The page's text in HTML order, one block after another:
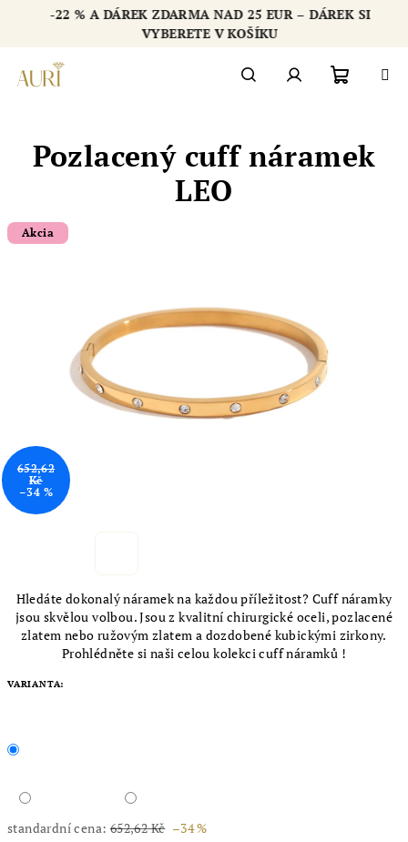
-22 % A DÁREK ZDARMA NAD 25 EUR – DÁREK SI
VYBERETE V KOŠÍKU
košík
Hledáte dokonalý náramek na každou příležitost? Cuff náramky
jsou skvělou volbou. Jsou z kvalitní chirurgické oceli, pozlacené
zlatem nebo ružovým zlatem a dozdobené kubickými zirkony.
Prohlédněte si naši celou kolekci cuff náramků !
VARIANTA:
standardní cena: 652,62 Kč –34 %
Pozlacený cuff náramek
LEO
Akcia
652,62
Kč
–34 %
Chatbot šperkovnice AURI